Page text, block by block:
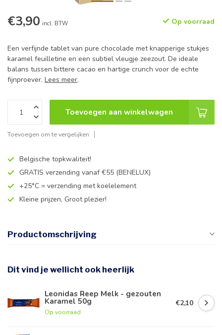
€3,90 incl. BTW Op voorraad
Een verfijnde tablet van pure chocolade met knapperige stukjes
karamel feuilletine en een subtiel vleugje zeezout. De ideale
balans tussen bittere cacao en hartige crunch voor de echte
fijnproever. Lees meer.
Toevoegen aan winkelwagen
Toevoegen om te vergelijken
Belgische topkwaliteit!
GRATIS verzending vanaf €55 (BENELUX)
+25°C = verzending met koelelement
Kleine prijzen, Groot plezier!
Productomschrijving
Dit vind je wellicht ook heerlijk
Leonidas Reep Melk - gezouten
Karamel 50g
Op voorraad
€2,10